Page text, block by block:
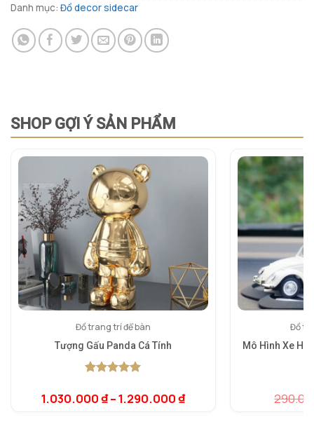
Danh mục: Đồ decor sidecar
SHOP GỢI Ý SẢN PHẨM
Đồ trang trí để bàn
Tượng Gấu Panda Cá Tính
dựa trên
đánh giá
1.030.000₫–1.290.000₫
Đồ
Mô Hình Xe